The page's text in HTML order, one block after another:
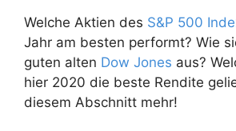
Welche Aktien des S&P 500
Jahr am besten performt? Wie
guten alten Dow Jones aus?
hier 2020 die beste Rendite
diesem Abschnitt mehr!